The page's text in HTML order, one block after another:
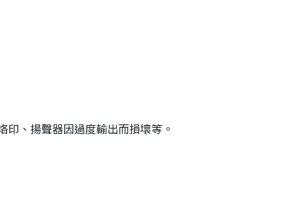
、揚聲器因過度輸出而損壞等。